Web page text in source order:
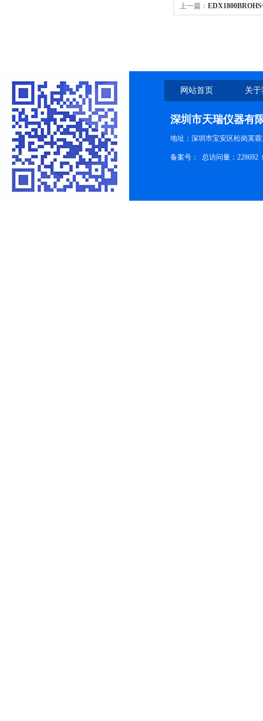
上一篇：
网站首页 关
深圳市天瑞仪器有
地址：深圳市宝安区松岗芙
备案号： 总访问量：228692